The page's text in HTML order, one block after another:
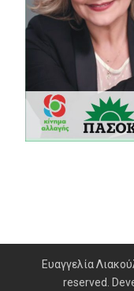
Ευαγγελία
reserved.